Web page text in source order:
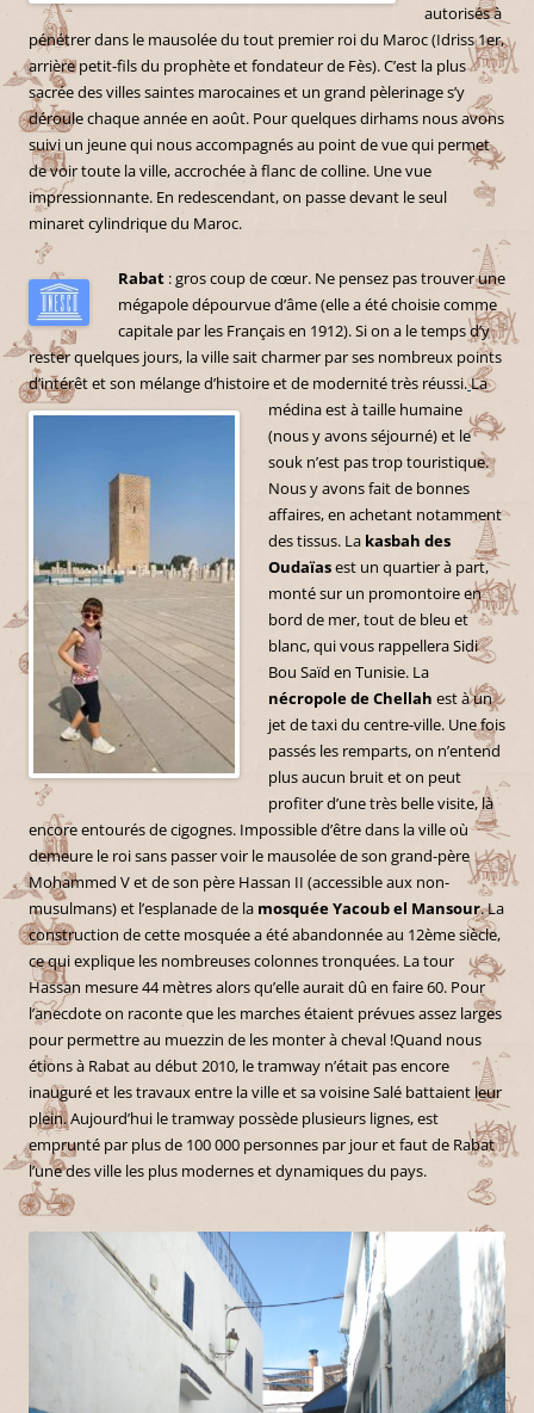
autorisés à
pénétrer dans le mausolée du tout premier roi du Maroc (Idriss 1er,
arrière petit-fils du prophète et fondateur de Fès). C’est la plus
sacrée des villes saintes marocaines et un grand pèlerinage s’y
déroule chaque année en août. Pour quelques dirhams nous avons
suivi un jeune qui nous accompagnés au point de vue qui permet
de voir toute la ville, accrochée à flanc de colline. Une vue
impressionnante. En redescendant, on passe devant le seul
minaret cylindrique du Maroc.
Rabat : gros coup de cœur. Ne pensez pas trouver une
mégapole dépourvue d’âme (elle a été choisie comme
capitale par les Français en 1912). Si on a le temps d’y
rester quelques jours, la ville sait charmer par ses nombreux points
d’intérêt et son mélange d’histoire et de modernité très réussi.La
médina est à taille humaine
(nous y avons séjourné) et le
souk n’est pas trop touristique.
Nous y avons fait de bonnes
affaires, en achetant notamment
des tissus. La kasbah des
Oudaïasest un quartier à part,
monté sur un promontoire en
bord de mer, tout de bleu et
blanc, qui vous rappellera Sidi
Bou Saïd en Tunisie. La
nécropole de Chellah est à un
jet de taxi du centre-ville. Une fois
passés les remparts, on n’entend
plus aucun bruit et on peut
profiter d’une très belle visite, là
encore entourés de cigognes. Impossible d’être dans la ville où
demeure le roi sans passer voir le mausolée de son grand-père
Mohammed V et de son père Hassan II (accessible aux non-
musulmans) et l’esplanade de la mosquée Yacoub el Mansour. La
construction de cette mosquée a été abandonnée au 12ème siècle,
ce qui explique les nombreuses colonnes tronquées. La tour
Hassan mesure 44 mètres alors qu’elle aurait dû en faire 60. Pour
l’anecdote on raconte que les marches étaient prévues assez larges
pour permettre au muezzin de les monter à cheval !Quand nous
étions à Rabat au début 2010, le tramway n’était pas encore
inauguré et les travaux entre la ville et sa voisine Salé battaient leur
plein. Aujourd’hui le tramway possède plusieurs lignes, est
emprunté par plus de 100 000 personnes par jour et faut de Rabat
l’une des ville les plus modernes et dynamiques du pays.